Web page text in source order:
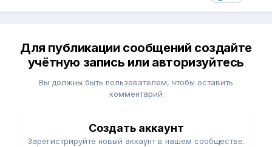
Для публикации сообщений создайте
учётную запись или авторизуйтесь
Вы должны быть пользователем, чтобы оставить
комментарий
Создать аккаунт
Зарегистрируйте новый аккаунт в нашем сообществе.